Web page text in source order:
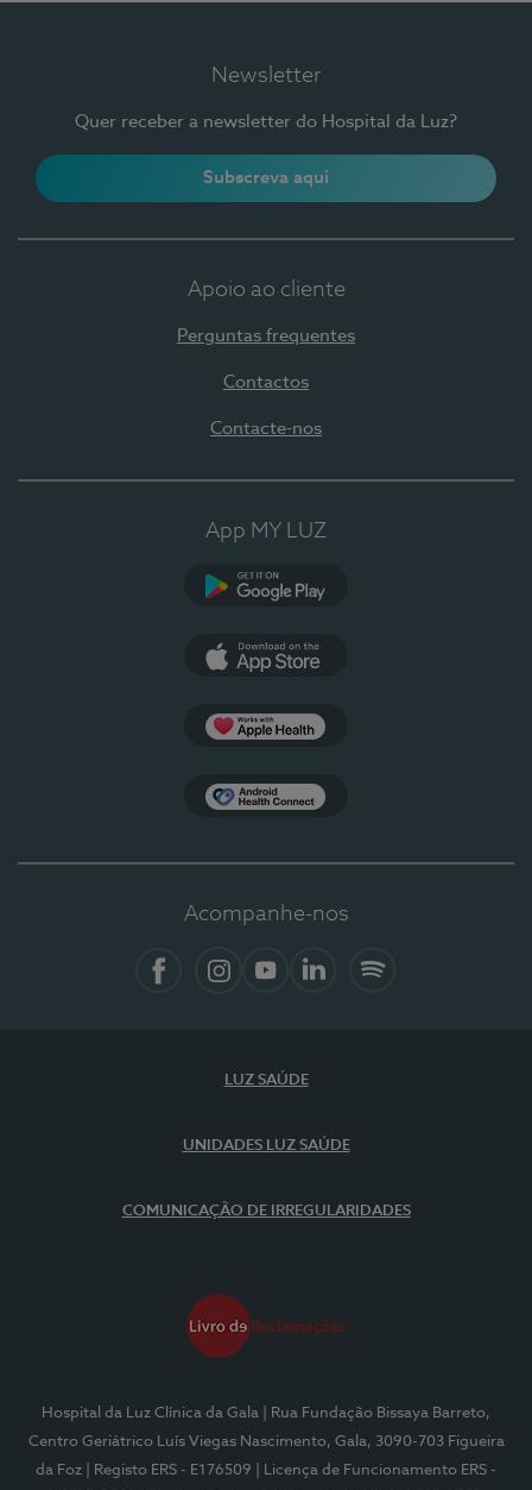
Newsletter
Quer receber a newsletter do Hospital da Luz?
Subscreva aqui
Apoio ao cliente
Perguntas frequentes
Contactos
Contacte-nos
App MY LUZ
Acompanhe-nos
LUZ SAÚDE
UNIDADES LUZ SAÚDE
COMUNICAÇÃO DE IRREGULARIDADES
Hospital da Luz Clínica da Gala
| Rua Fundação Bissaya Barreto,
Centro Geriátrico Luís Viegas Nascimento, Gala, 3090-703 Figueira
da Foz
| Registo ERS - E176509
| Licença de Funcionamento ERS -